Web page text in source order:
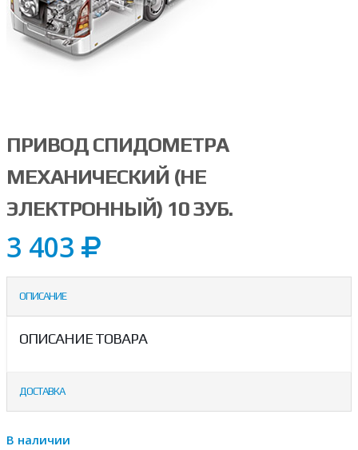
ПРИВОД СПИДОМЕТРА
МЕХАНИЧЕСКИЙ (НЕ
ЭЛЕКТРОННЫЙ) 10 ЗУБ.
3 403
ОПИСАНИЕ
ОПИСАНИЕ ТОВАРА
ДОСТАВКА
В наличии